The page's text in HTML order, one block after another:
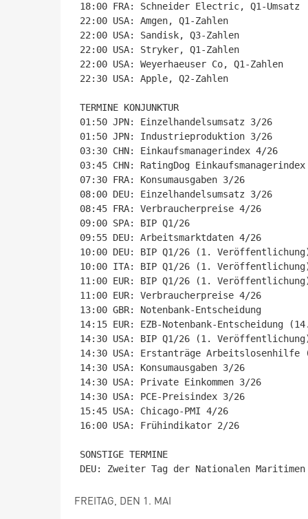
18:00 FRA: Schneider Electric, Q1-Umsatz
22:00 USA: Amgen, Q1-Zahlen
22:00 USA: Sandisk, Q3-Zahlen
22:00 USA: Stryker, Q1-Zahlen
22:00 USA: Weyerhaeuser Co, Q1-Zahlen
22:30 USA: Apple, Q2-Zahlen
TERMINE KONJUNKTUR
01:50 JPN: Einzelhandelsumsatz 3/26
01:50 JPN: Industrieproduktion 3/26
03:30 CHN: Einkaufsmanagerindex 4/26
03:45 CHN: RatingDog
07:30 FRA: Konsumausgaben 3/26
08:00 DEU: Einzelhandelsumsatz 3/26
08:45 FRA: Verbraucherpreise 4/26
09:00 SPA: BIP Q1/26
09:55 DEU: Arbeitsmarktdaten 4/26
10:00 DEU: BIP Q1/26 (1.
10:00 ITA: BIP Q1/26 (1.
11:00 EUR: BIP Q1/26 (1.
11:00 EUR: Verbraucherpreise 4/26
13:00 GBR: Notenbank-Entscheidung
14:15 EUR: EZB-Notenbank-Entscheidung
14:30 USA: BIP Q1/26 (1.
14:30 USA: Erstanträge Arbeitslosenhilfe
14:30 USA: Konsumausgaben 3/26
14:30 USA: Private Einkommen 3/26
14:30 USA: PCE-Preisindex 3/26
15:45 USA: Chicago-PMI 4/26
16:00 USA: Frühindikator 2/26
SONSTIGE TERMINE
FREITAG, DEN 1. MAI